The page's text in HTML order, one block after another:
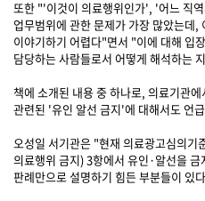
또한 "'이것이 의료행위인가', '어느 직
업무범위에 관한 문제가 가장 많았는데
이야기하기 어렵다"면서 "이에 대해 입
담당하는 사람들로서 어떻게 해석하는
책에 소개된 내용 중 하나로, 의료기관
관련된 '유인 알선 금지'에 대해서도 언
오성일 서기관은 "현재 의료광고심의기
의료행위 금지) 3항에서 유인·알선을
판례만으로 설명하기 힘든 부분들이 있